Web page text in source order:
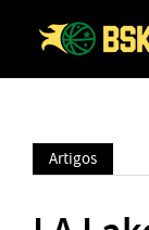
Artigos